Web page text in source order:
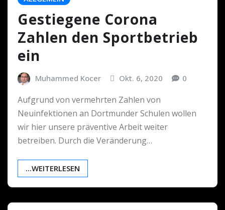
Gestiegene Corona
Zahlen den Sportbetrieb
ein
Muhammed Kocer Okt. 6, 2020 0
Aufgrund von vermehrten Zahlen von
Neuinfektionen an Dortmunder Schulen wollen
wir hier unsere präventive Arbeit weiter
betreiben. Durch die Veränderung…
...WEITERLESEN